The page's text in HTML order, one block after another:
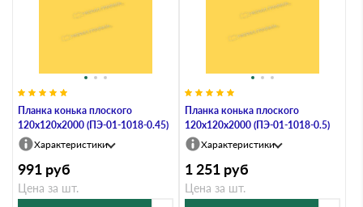
Планка конька плоского
120х120х2000 (ПЭ-01-1018-0.45)
Характеристики
991 руб
Цена за шт.
Планка конька плоского
120х120х2000 (ПЭ-01-1018-0.5)
Характеристики
1 251 руб
Цена за шт.